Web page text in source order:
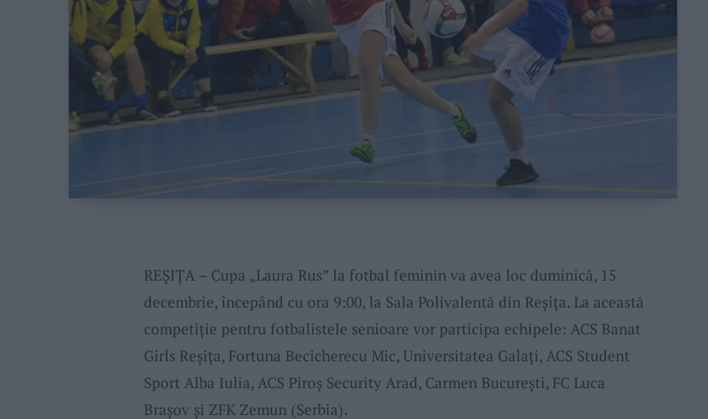
REȘIȚA – Cupa „Laura Rus” la fotbal feminin va avea loc duminică, 15
decembrie, începând cu ora 9:00, la Sala Polivalentă din Reșița. La această
competiție pentru fotbalistele senioare vor participa echipele: ACS Banat
Girls Reșița, Fortuna Becicherecu Mic, Universitatea Galați, ACS Student
Sport Alba Iulia, ACS Piroș Security Arad, Carmen București, FC Luca
Brașov și ZFK Zemun (Serbia).